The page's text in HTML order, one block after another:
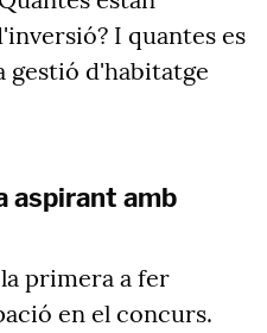
I quantes es
gestió d'habitatge
aspirant amb
primera a fer
en el concurs.